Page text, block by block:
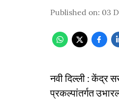
Published on: 03
नवी दिल्ली : केंद्र
प्रकल्पांतर्गत